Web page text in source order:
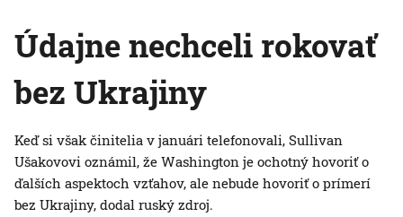
Údajne nechceli rokovať
bez Ukrajiny
Keď si však činitelia v januári telefonovali, Sullivan
Ušakovovi oznámil, že Washington je ochotný hovoriť o
ďalších aspektoch vzťahov, ale nebude hovoriť o prímerí
bez Ukrajiny, dodal ruský zdroj.